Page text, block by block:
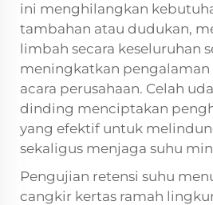
ini menghilangkan
tambahan atau dudukan,
limbah secara keseluruhan
meningkatkan pengalaman
acara perusahaan. Celah
dinding menciptakan
yang efektif untuk
sekaligus menjaga suhu
Pengujian retensi suhu
cangkir kertas ramah